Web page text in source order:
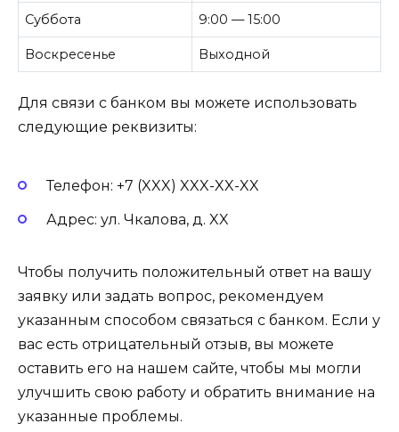
Суббота 9:00 — 15:00
Воскресенье Выходной
Для связи с банком вы можете использовать
следующие реквизиты:
Телефон: +7 (XXX) XXX-XX-XX
Адрес: ул. Чкалова, д. XX
Чтобы получить положительный ответ на вашу
заявку или задать вопрос, рекомендуем
указанным способом связаться с банком. Если у
вас есть отрицательный отзыв, вы можете
оставить его на нашем сайте, чтобы мы могли
улучшить свою работу и обратить внимание на
указанные проблемы.